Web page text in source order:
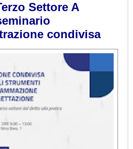
Settore A
condivisa